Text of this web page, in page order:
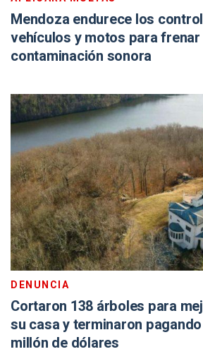
Mendoza endurece los
vehículos y motos para frenar
contaminación sonora
DENUNCIA
Cortaron 138 árboles para
su casa y terminaron
millón de dólares